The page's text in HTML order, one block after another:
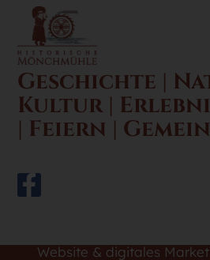
Geschichte |
Kultur |
| Feiern |
Website & digitales